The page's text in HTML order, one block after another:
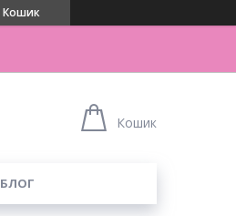
Кошик
Кошик
БЛОГ